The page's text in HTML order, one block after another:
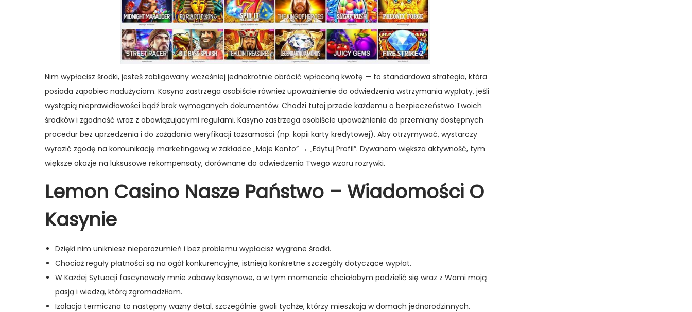
m
Nim wypłacisz środki, jesteś zobligowany wcześniej jednokrotnie obrócić wpłaconą kwotę — to standardowa strategia, która
posiada zapobiec nadużyciom. Kasyno zastrzega osobiście również upoważnienie do odwiedzenia wstrzymania wypłaty, jeśli
wystąpią nieprawidłowości bądź brak wymaganych dokumentów. Chodzi tutaj przede każdemu o bezpieczeństwo Twoich
środków i zgodność wraz z obowiązującymi regułami. Kasyno zastrzega osobiście upoważnienie do przemiany dostępnych
procedur bez uprzedzenia i do zażądania weryfikacji tożsamości (np. kopii karty kredytowej). Aby otrzymywać, wystarczy
wyrazić zgodę na komunikację marketingową w zakładce „Moje Konto” → „Edytuj Profil”. Dywanom większa aktywność, tym
większe okazje na luksusowe rekompensaty, dorównane do odwiedzenia Twego wzoru rozrywki.
Lemon Casino Nasze Państwo – Wiadomości O
Kasynie
Dzięki nim unikniesz nieporozumień i bez problemu wypłacisz wygrane środki.
Chociaż reguły płatności są na ogół konkurencyjne, istnieją konkretne szczegóły dotyczące wypłat.
W Każdej Sytuacji fascynowały mnie zabawy kasynowe, a w tym momencie chciałabym podzielić się wraz z Wami moją
pasją i wiedzą, którą zgromadziłam.
Izolacja termiczna to następny ważny detal, szczególnie gwoli tychże, którzy mieszkają w domach jednorodzinnych.